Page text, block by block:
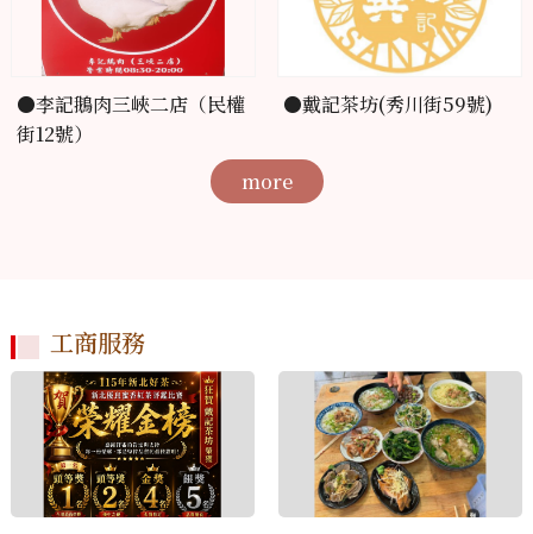
●李記鵝肉三峽二店（民權
街12號）
●戴記茶坊(秀川街59號)
more
工商服務